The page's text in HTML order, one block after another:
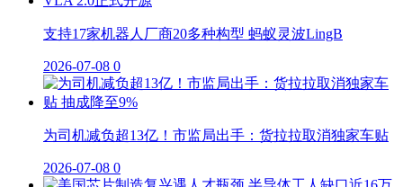
支持17家机器人厂商20多种构型 蚂蚁灵波LingB
2026-07-08 0
为司机减负超13亿！市监局出手：货拉拉取消独家车贴
2026-07-08 0